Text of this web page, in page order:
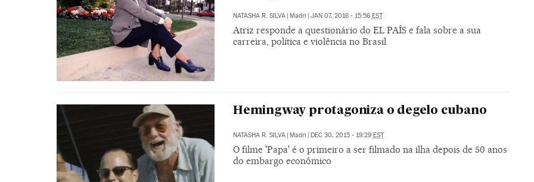
NATASHA R. SILVA Madri JAN 07, 2016 - 15:56 EST
Atriz responde a questionário do EL PAÍS e fala sobre a sua
carreira, política e violência no Brasil
Hemingway protagoniza o degelo cubano
NATASHA R. SILVA | Madri | DEC 30, 2015 - 19:29 EST
O filme 'Papa' é o primeiro a ser filmado na ilha depois de 50 anos
do embargo econômico